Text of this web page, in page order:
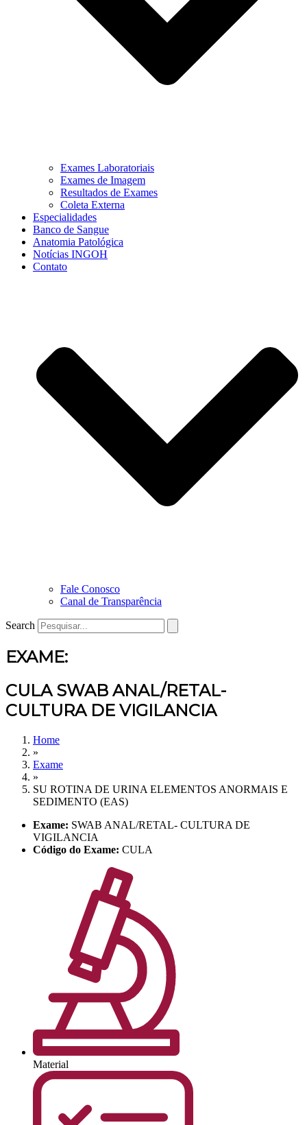
Exames Laboratoriais
Exames de Imagem
Resultados de Exames
Coleta Externa
Especialidades
Banco de Sangue
Anatomia Patológica
Notícias INGOH
Contato
Fale Conosco
Canal de Transparência
Search
EXAME:
CULA SWAB ANAL/RETAL-
CULTURA DE VIGILANCIA
Home
»
Exame
»
SU ROTINA DE URINA ELEMENTOS ANORMAIS E
SEDIMENTO (EAS)
Exame: SWAB ANAL/RETAL- CULTURA DE
VIGILANCIA
Código do Exame: CULA
Material